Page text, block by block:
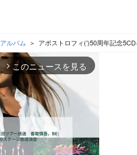
アルバム アポストロフィ(’)50周年記念
arrow_forward_ios このニュースを見る